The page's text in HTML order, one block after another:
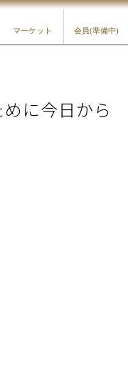
マーケット 会員(準備中)
に今日から